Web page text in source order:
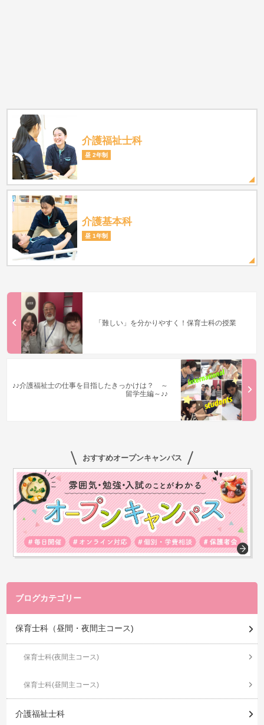
介護福祉士科
昼 2年制
介護基本科
昼 1年制
「難しい」を分かりやすく！保育士科の授業
♪♪介護福祉士の仕事を目指したきっかけは？ ～
留学生編～♪♪
おすすめオープンキャンパス
ブログカテゴリー
保育士科（昼間・夜間主コース)
保育士科(夜間主コース)
保育士科(昼間主コース)
介護福祉士科